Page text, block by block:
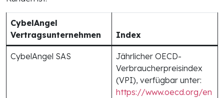
CybelAngel
Vertragsunternehmen
Index
CybelAngel SAS
Jährlicher OECD-
Verbraucherpreisindex
(VPI), verfügbar unter:
https://www.oecd.org/en